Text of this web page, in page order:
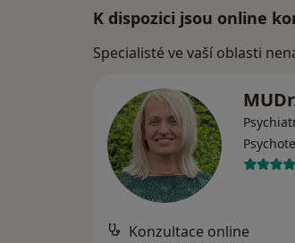
K dispozici jsou online
Specialisté ve vaší oblasti
Konzultace online